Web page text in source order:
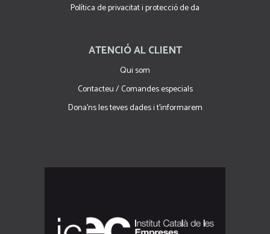
Política de privacitat i protecció de da
ATENCIÓ AL CLIENT
Qui som
Contacteu / Comandes especials
Dona'ns les teves dades i t'informarem